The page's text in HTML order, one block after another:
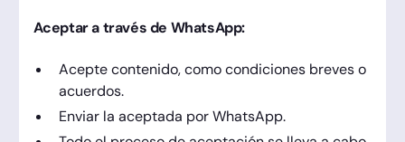
Aceptar a través de WhatsApp:
Acepte contenido, como condiciones breves o
acuerdos.
Enviar la aceptada por WhatsApp.